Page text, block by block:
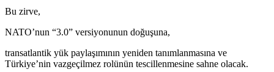
Bu zirve,
NATO’nun “3.0” versiyonunun doğuşuna,
transatlantik yük paylaşımının yeniden tanımlanmasına ve
Türkiye’nin vazgeçilmez rolünün tescillenmesine sahne olacak.